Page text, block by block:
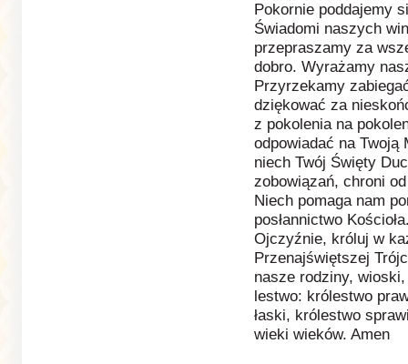
Pokornie poddajemy
Świadomi naszych
przepraszamy za
dobro. Wyrażamy
Przyrzekamy
dziękować za
z pokolenia na
odpowiadać na Twoją
niech Twój Święty
zobowiązań, chroni
Niech pomaga nam
posłannictwo
Ojczyźnie, króluj w
Przenajświętszej
nasze rodziny, wioski,
lestwo: królestwo
łaski, królestwo
wieki wieków. Amen